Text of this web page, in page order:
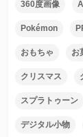
360度画像
Pokémon
おもちゃ お
クリスマス
スプラトゥーン
デジタル小物